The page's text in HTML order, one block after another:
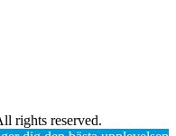
rights reserved.